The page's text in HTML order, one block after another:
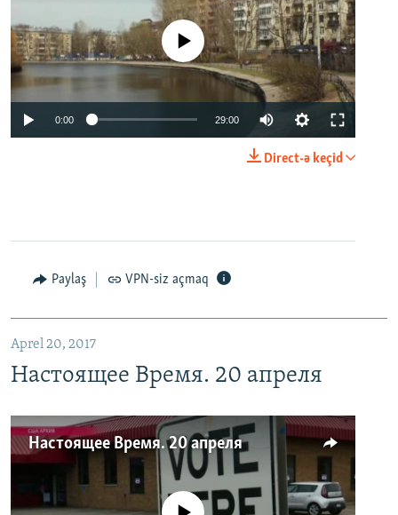
No media source currently available
0:00 29:00
Direct-ə keçid
Paylaş VPN-siz açmaq
Aprel 20, 2017
Настоящее Время. 20 апреля
Настоящее Время. 20 апреля